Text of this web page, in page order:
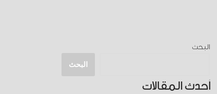
البحث
البحث
أحدث المقالات